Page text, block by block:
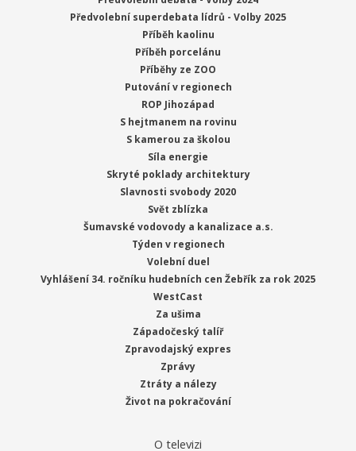
Předvolební superdebata lídrů - Volby 2025
Příběh kaolinu
Příběh porcelánu
Příběhy ze ZOO
Putování v regionech
ROP Jihozápad
S hejtmanem na rovinu
S kamerou za školou
Síla energie
Skryté poklady architektury
Slavnosti svobody 2020
Svět zblízka
Šumavské vodovody a kanalizace a.s.
Týden v regionech
Volební duel
Vyhlášení 34. ročníku hudebních cen Žebřík za rok 2025
WestCast
Za ušima
Západočeský talíř
Zpravodajský expres
Zprávy
Ztráty a nálezy
Život na pokračování
O televizi